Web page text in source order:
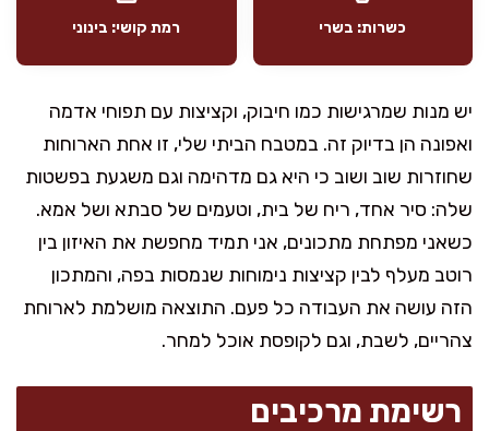
כשרות: בשרי רמת קושי: בינוני
יש מנות שמרגישות כמו חיבוק, וקציצות עם תפוחי אדמה
ואפונה הן בדיוק זה. במטבח הביתי שלי, זו אחת הארוחות
שחוזרות שוב ושוב כי היא גם מדהימה וגם משגעת בפשטות
שלה: סיר אחד, ריח של בית, וטעמים של סבתא ושל אמא.
כשאני מפתחת מתכונים, אני תמיד מחפשת את האיזון בין
רוטב מעלף לבין קציצות נימוחות שנמסות בפה, והמתכון
הזה עושה את העבודה כל פעם. התוצאה מושלמת לארוחת
צהריים, לשבת, וגם לקופסת אוכל למחר.
רשימת מרכיבים